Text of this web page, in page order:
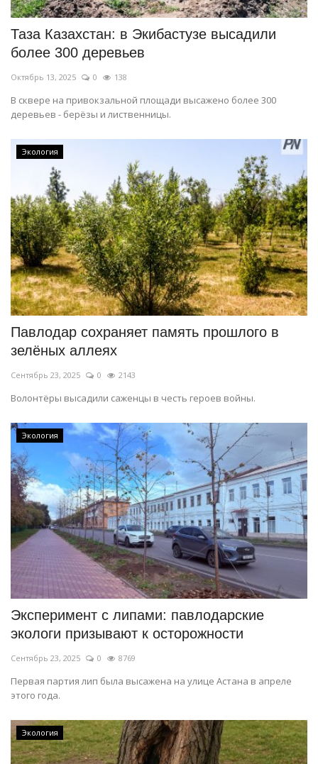
Таза Казахстан: в Экибастузе высадили
более 300 деревьев
Октябрь 13, 2025 0 138
В сквере на привокзальной площади высажено более 300
деревьев - берёзы и лиственницы.
Экология
Павлодар сохраняет память прошлого в
зелёных аллеях
Сентябрь 23, 2025 0 2143
Волонтёры высадили саженцы в честь героев войны.
Экология
Эксперимент с липами: павлодарские
экологи призывают к осторожности
Сентябрь 23, 2025 0 8769
Первая партия лип была высажена на улице Астана в апреле
этого года.
Экология